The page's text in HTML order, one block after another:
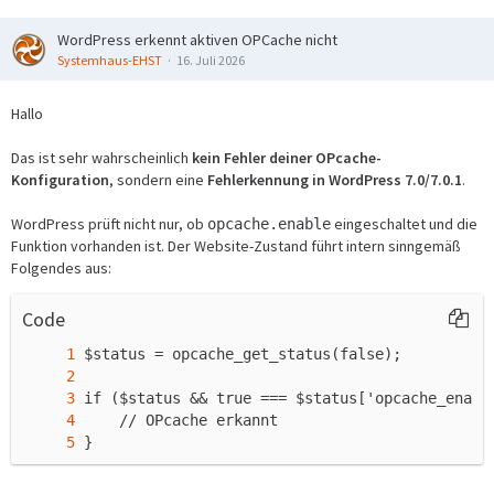
WordPress erkennt aktiven OPCache nicht
Systemhaus-EHST 16. Juli 2026
Hallo
Das ist sehr wahrscheinlich kein Fehler deiner OPcache-
Konfiguration, sondern eine Fehlerkennung in WordPress 7.0/7.0.1.
WordPress prüft nicht nur, ob opcache.enableeingeschaltet und die
Funktion vorhanden ist. Der Website-Zustand führt intern sinngemäß
Folgendes aus:
Code
}